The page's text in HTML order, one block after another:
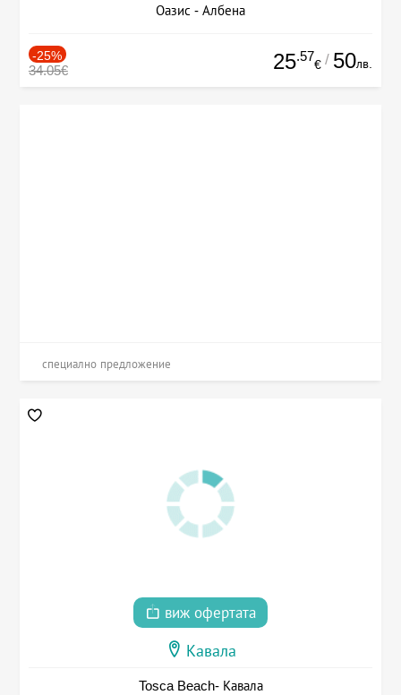
Оазис - Албена
-25%
34.05€ 25.57
€ / 50лв.
специално предложение
виж офертата
Кавала
Tosca Beach- Кавала